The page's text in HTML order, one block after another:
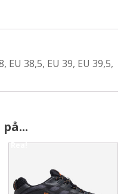
EU 38,5, EU 39, EU 39,5,
Rea!
multiple